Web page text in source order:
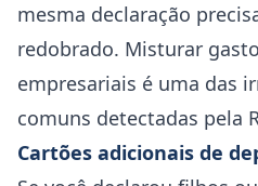
mesma declaração
redobrado. Misturar
empresariais é uma das
comuns detectadas pela
Cartões adicionais de